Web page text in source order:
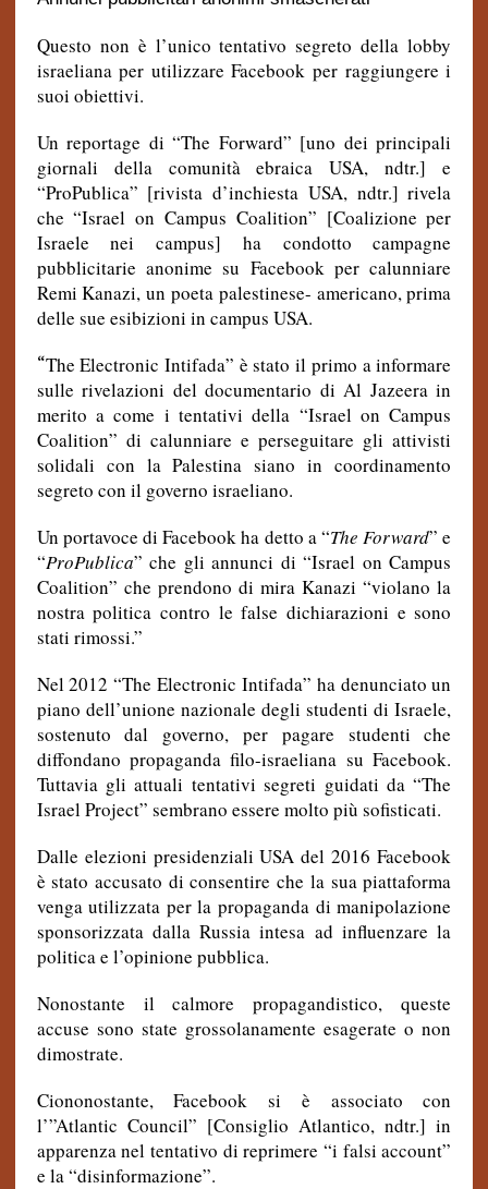
Questo non è l’unico tentativo segreto della lobby
israeliana per utilizzare Facebook per raggiungere i
suoi obiettivi.
Un reportage di “The Forward” [uno dei principali
giornali della comunità ebraica USA, ndtr.] e
“ProPublica” [rivista d’inchiesta USA, ndtr.] rivela
che “Israel on Campus Coalition” [Coalizione per
Israele nei campus] ha condotto campagne
pubblicitarie anonime su Facebook per calunniare
Remi Kanazi, un poeta palestinese- americano, prima
delle sue esibizioni in campus USA.
“The Electronic Intifada” è stato il primo a informare
sulle rivelazioni del documentario di Al Jazeera in
merito a come i tentativi della “Israel on Campus
Coalition” di calunniare e perseguitare gli attivisti
solidali con la Palestina siano in coordinamento
segreto con il governo israeliano.
Un portavoce di Facebook ha detto a “The Forward” e
“ProPublica” che gli annunci di“Israel on Campus
Coalition” che prendono di mira Kanazi “violano la
nostra politica contro le false dichiarazioni e sono
stati rimossi.”
Nel 2012 “The Electronic Intifada” ha denunciato un
piano dell’unione nazionale degli studenti di Israele,
sostenuto dal governo, per pagare studenti che
diffondano propaganda filo-israeliana su Facebook.
Tuttavia gli attuali tentativi segreti guidati da “The
Israel Project” sembrano essere molto più sofisticati.
Dalle elezioni presidenziali USA del 2016 Facebook
è stato accusato di consentire che la sua piattaforma
venga utilizzata per la propaganda di manipolazione
sponsorizzata dalla Russia intesa ad influenzare la
politica e l’opinione pubblica.
Nonostante il calmore propagandistico, queste
accuse sono state grossolanamente esagerate o non
dimostrate.
Ciononostante, Facebook si è associato con
l’”Atlantic Council” [Consiglio Atlantico, ndtr.] in
apparenza nel tentativo di reprimere “i falsi account”
e la “disinformazione”.